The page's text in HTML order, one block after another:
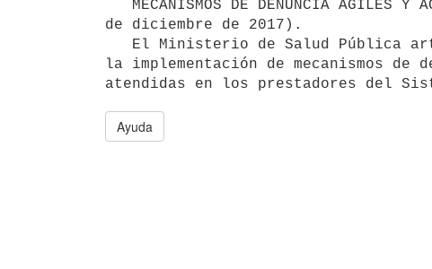
de diciembre de 2017).
la implementación de mecanismos
Ayuda